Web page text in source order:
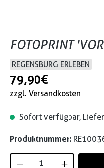
FOTOPRINT
REGENSBURG ERLEBEN
79,90 €
zzgl. Versandkosten
Sofort verfügbar,
Produktnummer:
Produkt Anzahl: